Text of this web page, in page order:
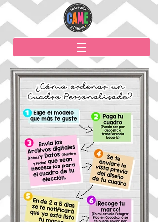
INSTRUCCIONES